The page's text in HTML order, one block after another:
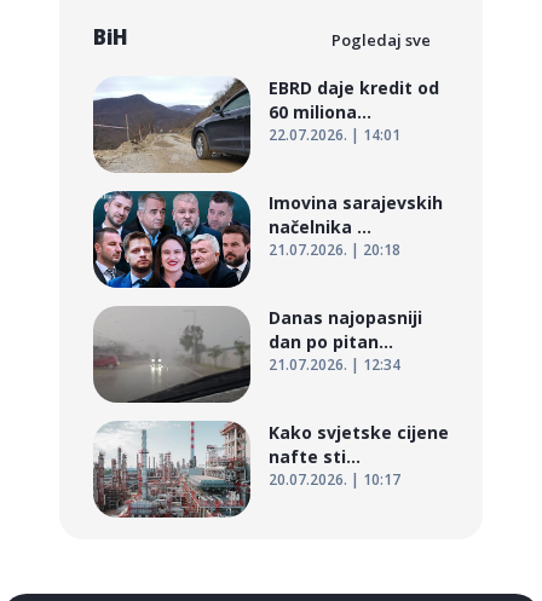
BiH Pogledaj sve
EBRD daje kredit od
60 miliona...
22.07.2026. | 14:01
Imovina sarajevskih
načelnika ...
21.07.2026. | 20:18
Danas najopasniji
dan po pitan...
21.07.2026. | 12:34
Kako svjetske cijene
nafte sti...
20.07.2026. | 10:17